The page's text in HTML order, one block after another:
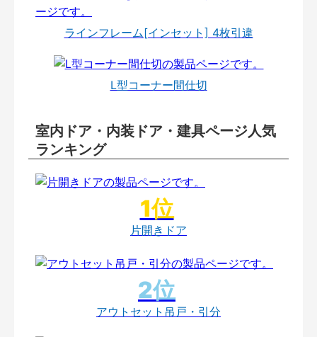
ラインフレーム[インセット] 4枚引違
L型コーナー間仕切
室内ドア・内装ドア・建具ページ人気
ランキング
片開きドア
アウトセット吊戸・引分